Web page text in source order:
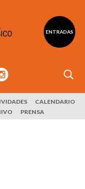
ENTRADAS
CALENDARIO
PRENSA